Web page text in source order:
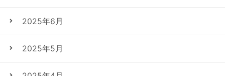
2025年6月
2025年5月